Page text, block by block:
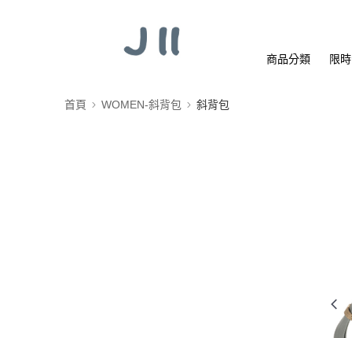
商品分類 限
首頁 WOMEN-斜背包 斜背包